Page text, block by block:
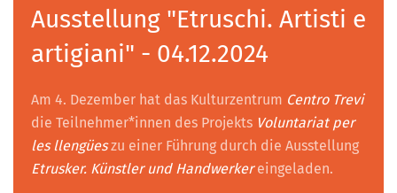
Ausstellung "Etruschi. Artisti e
artigiani" - 04.12.2024
Am 4. Dezember hat das Kulturzentrum Centro Trevi
die Teilnehmer*innen des Projekts Voluntariat per
les llengüeszu einer Führung durch die Ausstellung
Etrusker. Künstler und Handwerkereingeladen.